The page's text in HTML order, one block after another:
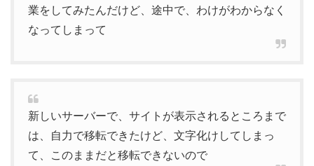
業をしてみたんだけど、途中で、わけがわからなく
なってしまって
新しいサーバーで、サイトが表示されるところまで
は、自力で移転できたけど、文字化けしてしまっ
て、このままだと移転できないので